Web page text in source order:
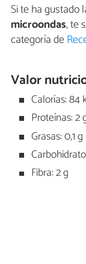
Si te ha gustado
microondas, te
categoría de
Valor
Calorías: 84
Proteínas: 2
Grasas: 0,1 g
Fibra: 2 g